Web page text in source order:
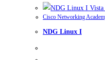
Vista
Cisco Networking
NDG Linux I